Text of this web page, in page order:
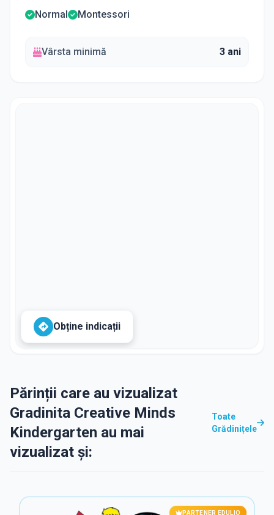
Normal Montessori
Vârsta minimă 3 ani
Obține indicații
Părinții care au vizualizat
Gradinita Creative Minds
Kindergarten au mai
vizualizat și:
Toate
Grădinițele
PARTENER EDULIO